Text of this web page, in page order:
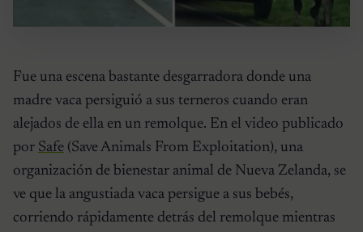
Fue una escena bastante desgarradora donde una
madre vaca persiguió a sus terneros cuando eran
alejados de ella en un remolque. En el video publicado
por Safe (Save Animals From Exploitation), una
organización de bienestar animal de Nueva Zelanda, se
ve que la angustiada vaca persigue a sus bebés,
corriendo rápidamente detrás del remolque mientras